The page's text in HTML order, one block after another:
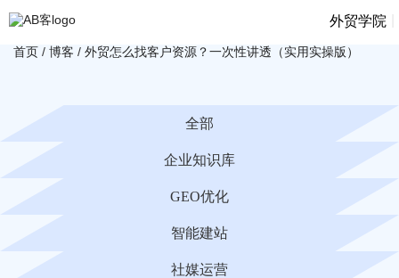
外贸学院
首页 / 博客 / 外贸怎么找客户资源？一次性讲透（实用实操版）
全部
企业知识库
GEO优化
智能建站
社媒运营